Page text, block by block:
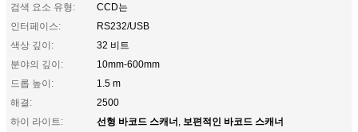
검색 요소 유형:
CCD는
인터페이스:
RS232/USB
색상 깊이:
32 비트
분야의 깊이:
10mm-600mm
드롭 높이:
1.5 m
해결:
2500
하이 라이트:
선형 바코드 스캐너, 보편적인 바코드 스캐너